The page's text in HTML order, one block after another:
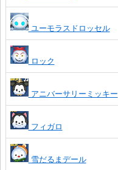
ユーモラスドロッセル
ロック
アニバーサリーミッキー
フィガロ
雪だるまデール